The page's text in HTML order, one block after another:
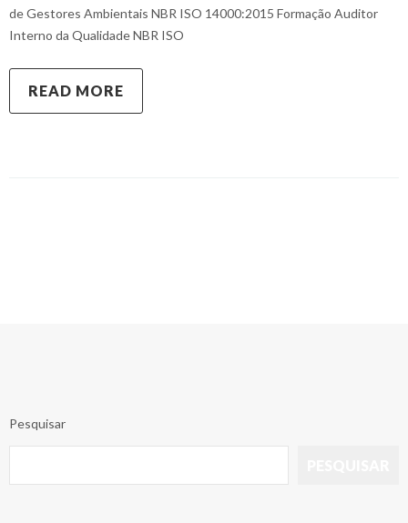
de Gestores Ambientais NBR ISO 14000:2015 Formação Auditor
Interno da Qualidade NBR ISO
READ MORE
Pesquisar